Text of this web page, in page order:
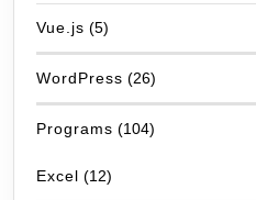
Vue.js (5)
WordPress (26)
Programs (104)
Excel (12)